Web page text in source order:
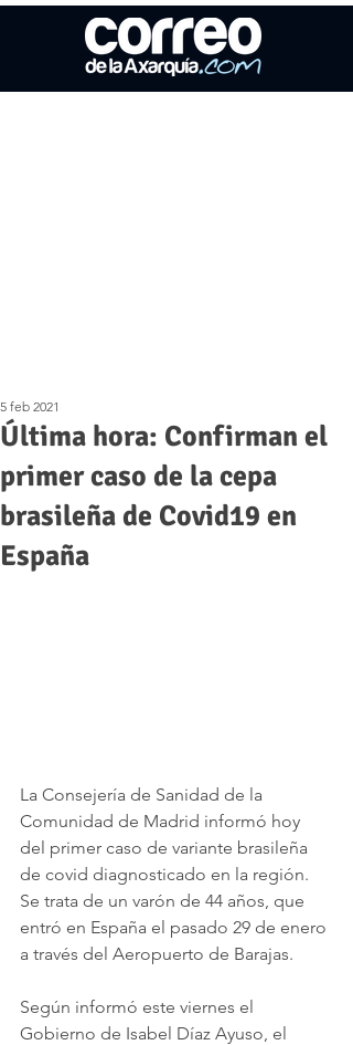
Última hora: Confirman el
primer caso de la cepa
brasileña de Covid19 en
España
5 feb 2021
La Consejería de Sanidad de la
Comunidad de Madrid informó hoy
del primer caso de variante brasileña
de covid diagnosticado en la región.
Se trata de un varón de 44 años, que
entró en España el pasado 29 de enero
a través del Aeropuerto de Barajas.
Según informó este viernes el
Gobierno de Isabel Díaz Ayuso, el